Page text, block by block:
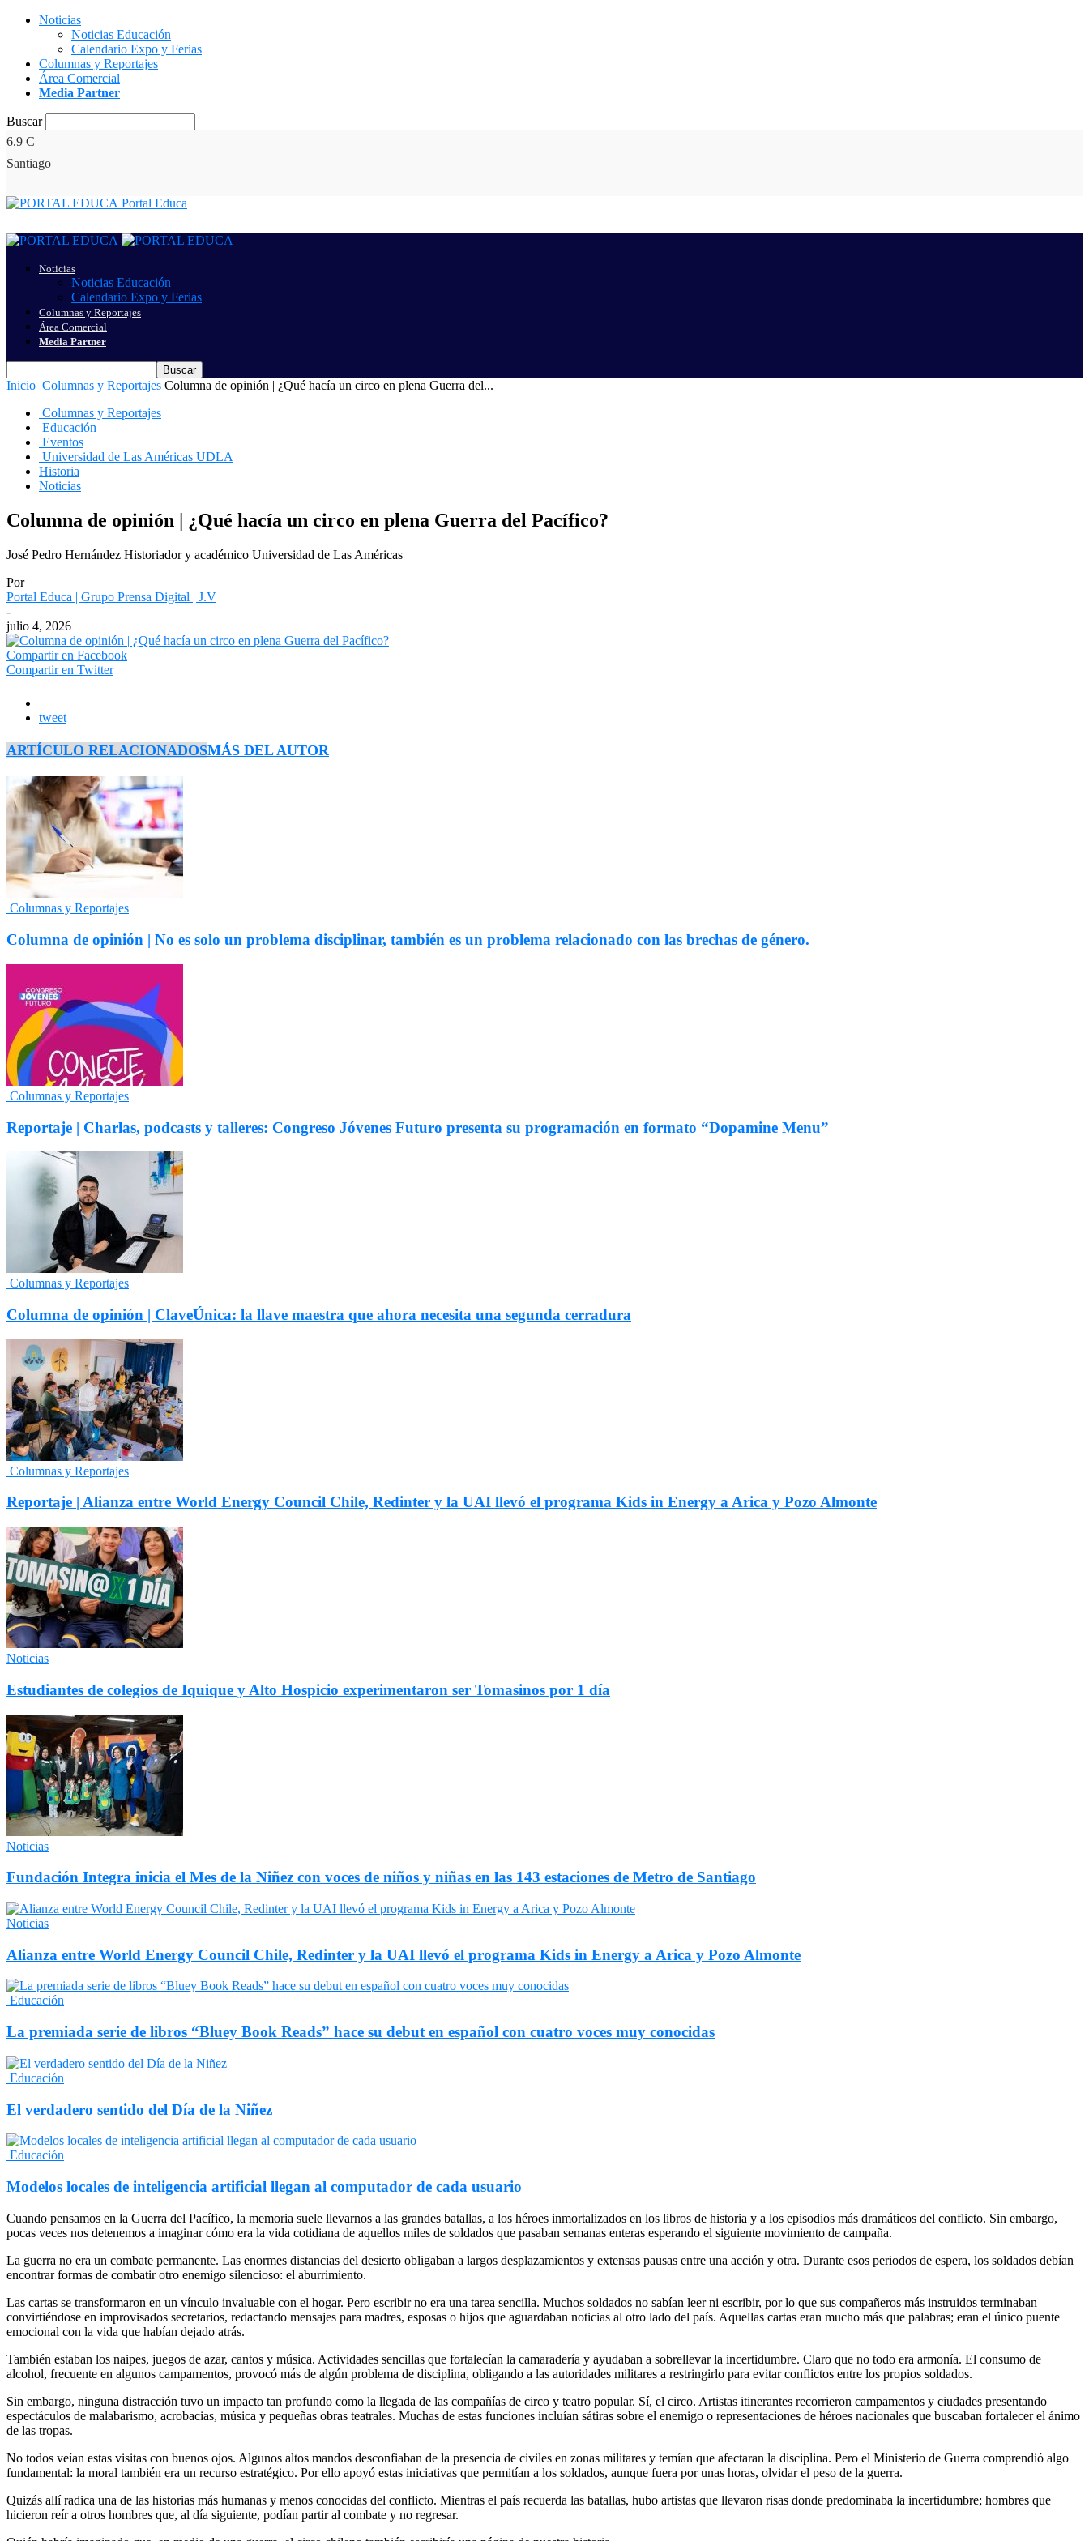
Noticias
Noticias Educación
Calendario Expo y Ferias
Columnas y Reportajes
Área Comercial
Media Partner
Buscar
6.9 C
Santiago
Portal Educa
Noticias
Noticias Educación
Calendario Expo y Ferias
Columnas y Reportajes
Área Comercial
Media Partner
Inicio Columnas y Reportajes Columna de opinión | ¿Qué hacía un circo en plena Guerra del...
Columnas y Reportajes
Educación
Eventos
Universidad de Las Américas UDLA
Historia
Noticias
Columna de opinión | ¿Qué hacía un circo en plena Guerra del Pacífico?
José Pedro Hernández Historiador y académico Universidad de Las Américas
Por
Portal Educa | Grupo Prensa Digital | J.V
-
julio 4, 2026
Compartir en Facebook
Compartir en Twitter
tweet
ARTÍCULO RELACIONADOSMÁS DEL AUTOR
Columnas y Reportajes
Columna de opinión | No es solo un problema disciplinar, también es un problema relacionado con las brechas de género.
Columnas y Reportajes
Reportaje | Charlas, podcasts y talleres: Congreso Jóvenes Futuro presenta su programación en formato “Dopamine Menu”
Columnas y Reportajes
Columna de opinión | ClaveÚnica: la llave maestra que ahora necesita una segunda cerradura
Columnas y Reportajes
Reportaje | Alianza entre World Energy Council Chile, Redinter y la UAI llevó el programa Kids in Energy a Arica y Pozo Almonte
Noticias
Estudiantes de colegios de Iquique y Alto Hospicio experimentaron ser Tomasinos por 1 día
Noticias
Fundación Integra inicia el Mes de la Niñez con voces de niños y niñas en las 143 estaciones de Metro de Santiago
Noticias
Alianza entre World Energy Council Chile, Redinter y la UAI llevó el programa Kids in Energy a Arica y Pozo Almonte
Educación
La premiada serie de libros “Bluey Book Reads” hace su debut en español con cuatro voces muy conocidas
Educación
El verdadero sentido del Día de la Niñez
Educación
Modelos locales de inteligencia artificial llegan al computador de cada usuario
Cuando pensamos en la Guerra del Pacífico, la memoria suele llevarnos a las grandes batallas, a los héroes inmortalizados en los libros de historia y a los episodios más dramáticos del conflicto. Sin embargo,
pocas veces nos detenemos a imaginar cómo era la vida cotidiana de aquellos miles de soldados que pasaban semanas enteras esperando el siguiente movimiento de campaña.
La guerra no era un combate permanente. Las enormes distancias del desierto obligaban a largos desplazamientos y extensas pausas entre una acción y otra. Durante esos periodos de espera, los soldados debían
encontrar formas de combatir otro enemigo silencioso: el aburrimiento.
Las cartas se transformaron en un vínculo invaluable con el hogar. Pero escribir no era una tarea sencilla. Muchos soldados no sabían leer ni escribir, por lo que sus compañeros más instruidos terminaban
convirtiéndose en improvisados secretarios, redactando mensajes para madres, esposas o hijos que aguardaban noticias al otro lado del país. Aquellas cartas eran mucho más que palabras; eran el único puente
emocional con la vida que habían dejado atrás.
También estaban los naipes, juegos de azar, cantos y música. Actividades sencillas que fortalecían la camaradería y ayudaban a sobrellevar la incertidumbre. Claro que no todo era armonía. El consumo de
alcohol, frecuente en algunos campamentos, provocó más de algún problema de disciplina, obligando a las autoridades militares a restringirlo para evitar conflictos entre los propios soldados.
Sin embargo, ninguna distracción tuvo un impacto tan profundo como la llegada de las compañías de circo y teatro popular. Sí, el circo. Artistas itinerantes recorrieron campamentos y ciudades presentando
espectáculos de malabarismo, acrobacias, música y pequeñas obras teatrales. Muchas de estas funciones incluían sátiras sobre el enemigo o representaciones de héroes nacionales que buscaban fortalecer el ánimo
de las tropas.
No todos veían estas visitas con buenos ojos. Algunos altos mandos desconfiaban de la presencia de civiles en zonas militares y temían que afectaran la disciplina. Pero el Ministerio de Guerra comprendió algo
fundamental: la moral también era un recurso estratégico. Por ello apoyó estas iniciativas que permitían a los soldados, aunque fuera por unas horas, olvidar el peso de la guerra.
Quizás allí radica una de las historias más humanas y menos conocidas del conflicto. Mientras el país recuerda las batallas, hubo artistas que llevaron risas donde predominaba la incertidumbre; hombres que
hicieron reír a otros hombres que, al día siguiente, podían partir al combate y no regresar.